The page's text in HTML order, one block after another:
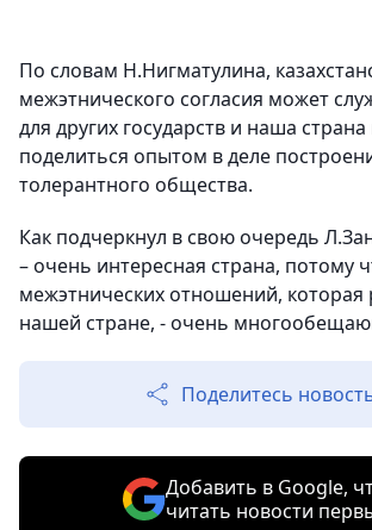
По словам Н.Нигматулина,
межэтнического согласия может
для других государств и наша
поделиться опытом в деле
толерантного общества.
Как подчеркнул в свою очередь
– очень интересная страна, потому
межэтнических отношений, которая
нашей стране, - очень
Поделитесь
Добавить в Google,
читать новости